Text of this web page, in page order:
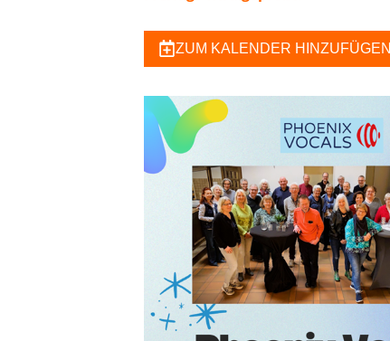
ZUM KALENDER HINZUFÜGEN